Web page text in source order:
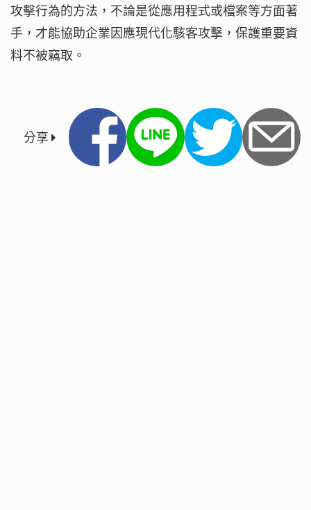
攻擊行為的方法，不論是從應用程式或檔案等方面著
手，才能協助企業因應現代化駭客攻擊，保護重要資
料不被竊取。
分享